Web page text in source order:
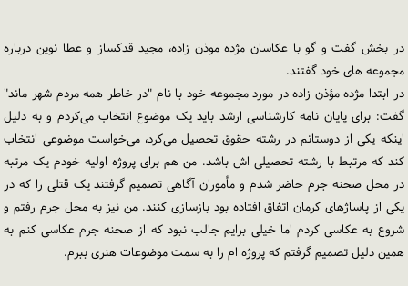
در بخش گفت و گو با عکاسان مژده موذن زاده، مجید قدکساز و عطا نوین درباره
مجموعه های خود گفتند.
در ابتدا مژده مؤذن زاده در مورد مجموعه خود با نام "در خاطر همه مردم شهر ماند"
گفت: برای پایان نامه کارشناسی ارشد باید یک موضوع انتخاب می‌کردم و به دلیل
اینکه یکی از دوستانم در رشته حقوق تحصیل می‌کرد، می‌خواست موضوعی انتخاب
کند که مرتبط با رشته تحصیلی اش باشد. من هم برای پروژه اولیه خودم یک مرتبه
در محل صحنه جرم حاضر شدم و مأموران آگاهی تصمیم گرفتند یک قتلی را که در
یکی از پاساژهای کرمان اتفاق افتاده بود بازسازی کنند. من نیز به محل جرم رفتم و
شروع به عکاسی کردم اما خیلی برایم جالب نبود که از صحنه جرم عکاسی کنم به
همین دلیل تصمیم گرفتم که پروژه ام را به سمت موضوعات هنری ببرم.